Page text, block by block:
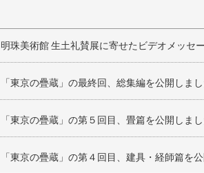
明珠美術館 生土礼賛展に寄せたビデオメッセ
「東京の疊蔵」の最終回、総集編を公開しまし
「東京の疊蔵」の第５回目、畳篇を公開しまし
「東京の疊蔵」の第４回目、建具・経師篇を